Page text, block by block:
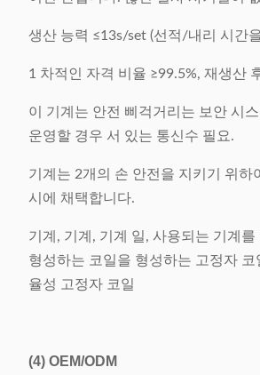
생산 능력 ≤13s/set (선적/내리 시간
1 차적인 자격 비율 ≥99.5%, 재생산
이 기계는 안전 삐걱거리는 보안 시
운영할 경우 서 있는 통신수 필요.
기계는 2개의 손 안전을 지키기 위하
시에 채택합니다.
기계, 기계, 기계 일, 사용되는 기계
형성하는 코일을 형성하는 고정자 코
율성 고정자 코일
(4) OEM/ODM